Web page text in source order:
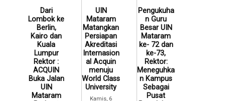
Dari
Lombok ke
Berlin,
Kairo dan
Kuala
Lumpur
Rektor :
ACQUIN
Buka Jalan
UIN
Mataram
UIN
Mataram
Matangkan
Persiapan
Akreditasi
Internasion
al Acquin
menuju
World Class
University
Kamis, 6
Pengukuha
n Guru
Besar UIN
Mataram
ke- 72 dan
ke-73,
Rektor:
Meneguhka
n Kampus
Sebagai
Pusat